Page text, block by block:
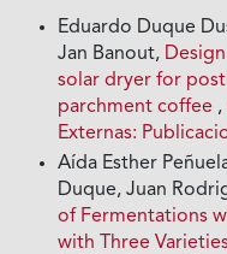
Eduardo Duque
Jan Banout,
solar dryer for
parchment coffee ,
Externas:
Aída Esther
Duque, Juan
of Fermentations
with Three